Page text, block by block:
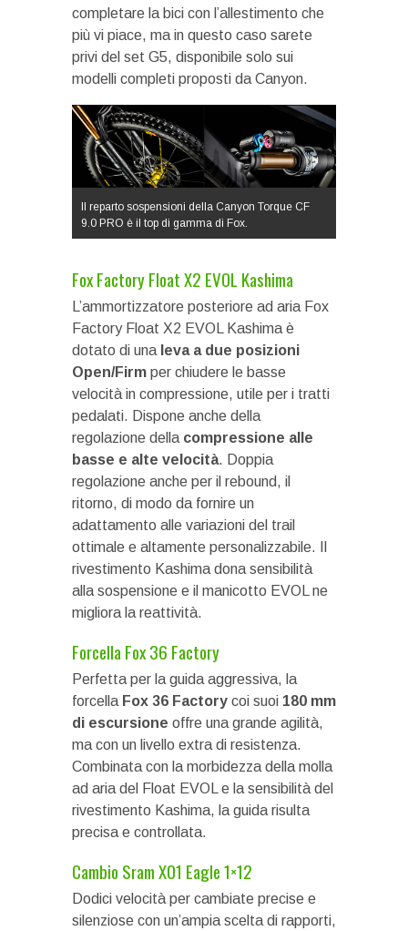
completare la bici con l’allestimento che
più vi piace, ma in questo caso sarete
privi del set G5, disponibile solo sui
modelli completi proposti da Canyon.
Il reparto sospensioni della Canyon Torque CF
9.0 PRO è il top di gamma di Fox.
Fox Factory Float X2 EVOL Kashima
L’ammortizzatore posteriore ad aria Fox
Factory Float X2 EVOL Kashima è
dotato di una leva a due posizioni
Open/Firm per chiudere le basse
velocità in compressione, utile per i tratti
pedalati. Dispone anche della
regolazione della compressione alle
basse e alte velocità. Doppia
regolazione anche per il rebound, il
ritorno, di modo da fornire un
adattamento alle variazioni del trail
ottimale e altamente personalizzabile. Il
rivestimento Kashima dona sensibilità
alla sospensione e il manicotto EVOL ne
migliora la reattività.
Forcella Fox 36 Factory
Perfetta per la guida aggressiva, la
forcella Fox 36 Factory coi suoi 180 mm
di escursione offre una grande agilità,
ma con un livello extra di resistenza.
Combinata con la morbidezza della molla
ad aria del Float EVOL e la sensibilità del
rivestimento Kashima, la guida risulta
precisa e controllata.
Cambio Sram X01 Eagle 1×12
Dodici velocità per cambiate precise e
silenziose con un’ampia scelta di rapporti,